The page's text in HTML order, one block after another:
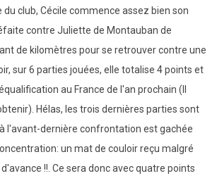
club, Cécile commence assez bien son
contre Juliette de Montauban de
de kilomètres pour se retrouver contre une
sur 6 parties jouées, elle totalise 4 points et
au France de l'an prochain (Il
Hélas, les trois dernières parties sont
l'avant-dernière confrontation est gachée
un mat de couloir reçu malgré
!!. Ce sera donc avec quatre points